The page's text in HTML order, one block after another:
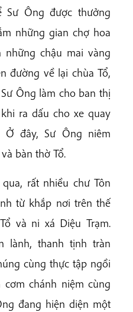
Ông được thưởng
những gian chợ hoa
chậu mai vàng
đường về lại chùa Tổ,
Ông làm cho ban thị
ra dấu cho xe quay
đây, Sư Ông niêm
bàn thờ Tổ.
rất nhiều chư Tôn
từ khắp nơi trên thế
và ni xá Diệu Trạm.
lành, thanh tịnh tràn
cùng thực tập ngồi
chánh niệm cùng
đang hiện diện một